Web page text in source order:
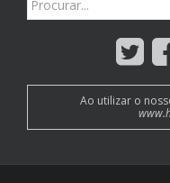
for:
Ao utilizar o